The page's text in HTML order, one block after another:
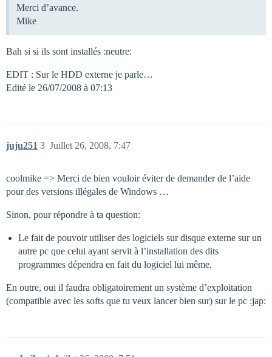
Merci d’avance.
Mike
Bah si si ils sont installés :neutre:
EDIT : Sur le HDD externe je parle…
Edité le 26/07/2008 à 07:13
juju251 Juillet 26, 2008, 7:47
3
coolmike => Merci de bien vouloir éviter de demander de l’aide
pour des versions illégales de Windows …
Sinon, pour répondre à ta question:
Le fait de pouvoir utiliser des logiciels sur disque externe sur un
autre pc que celui ayant servit à l’installation des dits
programmes dépendra en fait du logiciel lui même.
En outre, oui il faudra obligatoirement un système d’exploitation
(compatible avec les softs que tu veux lancer bien sur) sur le pc :jap: